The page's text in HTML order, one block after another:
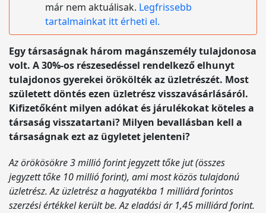
már nem aktuálisak. Legfrissebb
tartalmainkat itt érheti el.
Egy társaságnak három magánszemély tulajdonosa
volt. A 30%-os részesedéssel rendelkező elhunyt
tulajdonos gyerekei örökölték az üzletrészét. Most
született döntés ezen üzletrész visszavásárlásáról.
Kifizetőként milyen adókat és járulékokat köteles a
társaság visszatartani? Milyen bevallásban kell a
társaságnak ezt az ügyletet jelenteni?
Az örökösökre 3 millió forint jegyzett tőke jut (összes
jegyzett tőke 10 millió forint), ami most közös tulajdonú
üzletrész. Az üzletrész a hagyatékba 1 milliárd forintos
szerzési értékkel került be. Az eladási ár 1,45 milliárd forint.